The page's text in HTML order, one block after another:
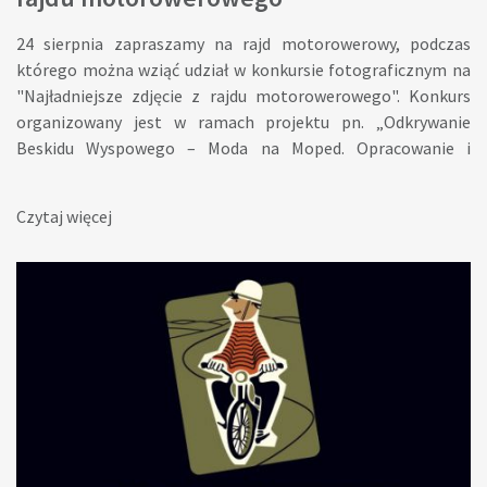
24 sierpnia zapraszamy na rajd motorowerowy, podczas
którego można wziąć udział w konkursie fotograficznym na
"Najładniejsze zdjęcie z rajdu motorowerowego". Konkurs
organizowany jest w ramach projektu pn. „Odkrywanie
Beskidu Wyspowego – Moda na Moped. Opracowanie i
poprzez odkrywanie i ukazanie ciekawych krajobrazowo i
fotografii. 2. Rozpowszechnienie idei fotografowania jako
aktywnej formy spędzania wolnego czasu. 3. Zaangażowanie
społeczności lokalnej do promowania Beskidu Wyspowego. 4.
Zachęcanie do odkrywania na nowo miejscowości i miejsc
ważnych dla gminy. 5. Rozwijanie zainteresowań i uzdolnień
w dziedzinie fotografii; kształcenie wrażliwości artystycznej.
Konkurs ma charakter otwarty, adresowany jest do
wszystkich uczestników rajdu motorowerowego oraz osób
Czytaj więcej